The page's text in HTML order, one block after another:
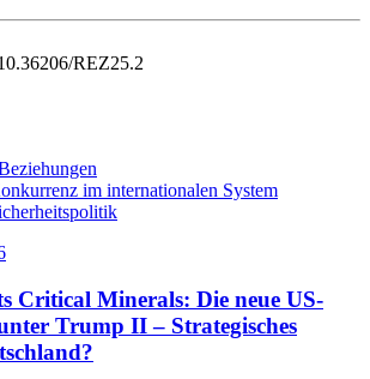
REZ25.2
im internationalen System
Critical Minerals: Die neue US-
Trump II – Strategisches